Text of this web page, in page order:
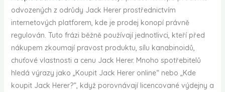
odvozených z odrůdy Jack Herer prostřednictvím
internetových platforem, kde je prodej konopí právně
regulován. Tuto frázi běžně používají jednotlivci, kteří před
nákupem zkoumají pravost produktu, sílu kanabinoidů,
chuťové vlastnosti a cenu Jack Herer. Mnoho spotřebitelů
hledá výrazy jako „Koupit Jack Herer online“ nebo „Kde
koupit Jack Herer?“, když porovnávají licencované výdejny a